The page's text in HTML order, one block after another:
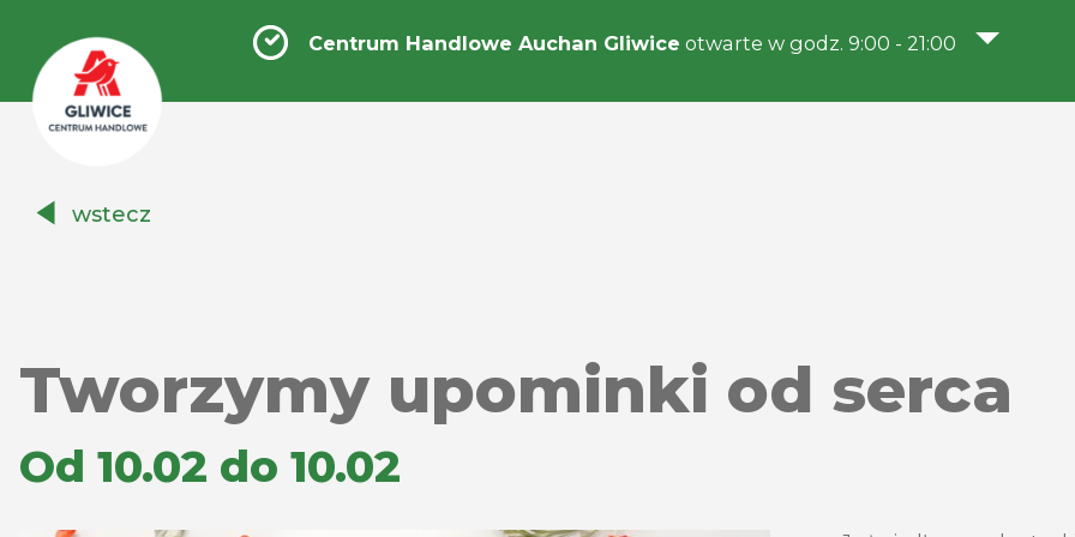
Handlowe
Centrum Handlowe Auchan Gliwice otwarte w godz. 9:00 - 21:00
wstecz
Tworzymy upominki od serca
Od 10.02 do 10.02